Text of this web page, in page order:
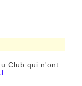
Club qui n'ont